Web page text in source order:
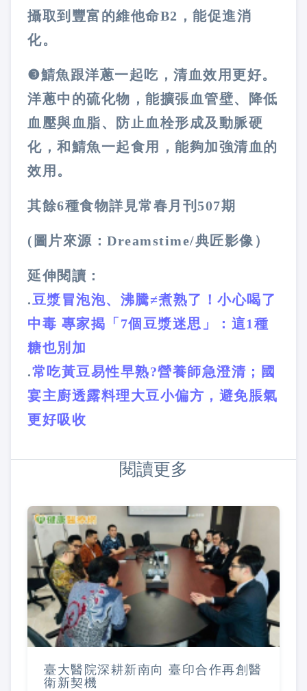
攝取到豐富的維他命B2，能促進消
化。
❸鯖魚跟洋蔥一起吃，清血效用更好。
洋蔥中的硫化物，能擴張血管壁、降低
血壓與血脂、防止血栓形成及動脈硬
化，和鯖魚一起食用，能夠加強清血的
效用。
其餘6種食物詳見常春月刊507期
(圖片來源：Dreamstime/典匠影像）
延伸閱讀：
.豆漿冒泡泡、沸騰≠煮熟了！小心喝了
中毒 專家揭「7個豆漿迷思」：這1種
糖也別加
.常吃黃豆易性早熟?營養師急澄清；國
宴主廚透露料理大豆小偏方，避免脹氣
更好吸收
閱讀更多
臺大醫院深耕新南向 臺印合作再創醫
衛新契機